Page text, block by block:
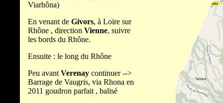
Viarhôna)
En venant de Givors, à Loire sur
Rhône , direction Vienne, suivre
les bords du Rhône.
Ensuite : le long du Rhône
Peu avant Verenay continuer -->
Barrage de Vaugris, via Rhona en
2011 goudron parfait , balisé
type string is deprecated in
/home/clients/
on line22